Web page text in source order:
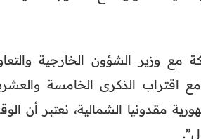
وزير الشؤون الخارجية
اقتراب الذكرى الخامسة
مقدونيا الشمالية، نعتبر أن